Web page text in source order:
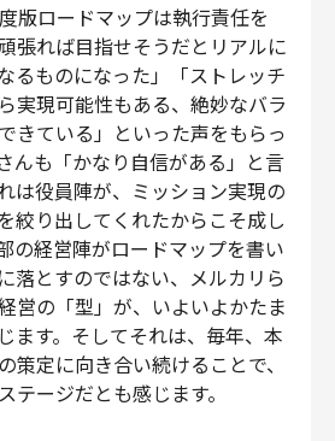
版ロードマップは執行責任を
張れば目指せそうだとリアルに
るものになった」「ストレッチ
実現可能性もある、絶妙なバラ
きている」といった声をもらっ
んも「かなり自信がある」と言
は役員陣が、ミッション実現の
絞り出してくれたからこそ成し
の経営陣がロードマップを書い
落とすのではない、メルカリら
営の「型」が、いよいよかたま
ます。そしてそれは、毎年、本
策定に向き合い続けることで、
テージだとも感じます。